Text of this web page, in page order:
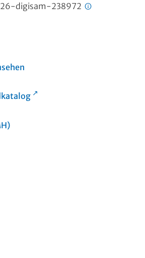
digisam-238972